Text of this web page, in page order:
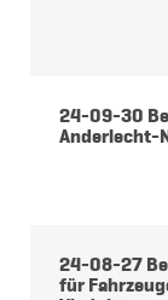
24-09-30
Anderlecht-
24-08-27
für